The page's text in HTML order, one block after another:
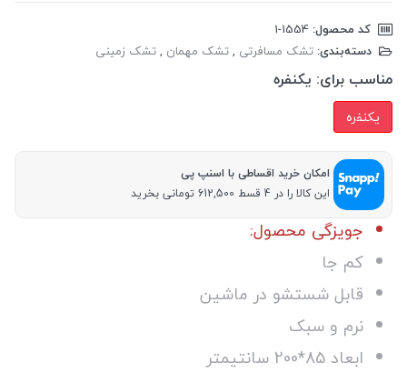
کد محصول:
دسته‌بندی: تشک مسافرتی ,تشک مهمان ,تشک زمینی
مناسب برای: یکنفره
یکنفره
امکان خرید اقساطی با اسنپ پی
این کالا را در 4 قسط 612,500 تومانی بخرید
جویزگی محصول:
کم جا
قابل شستشو در ماشین
نرم و سبک
ابعاد 85*200 سانتیمتر